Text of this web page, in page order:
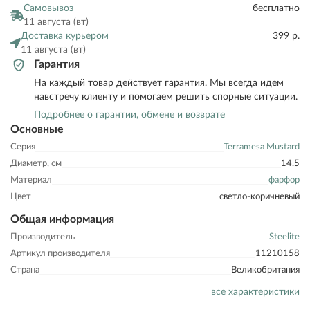
Основные
Серия
Terramesa Mustard
Диаметр, см
14.5
Материал
фарфор
Цвет
светло-коричневый
Общая информация
Производитель
Steelite
Артикул производителя
11210158
Страна
Великобритания
все характеристики
Самовывоз
11 августа (вт)
бесплатно
Доставка курьером
11 августа (вт)
399 р.
Гарантия
На каждый товар действует гарантия. Мы всегда идем
навстречу клиенту и помогаем решить спорные ситуации.
Подробнее о гарантии, обмене и возврате